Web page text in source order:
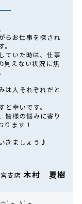
らお仕事を探され
ていた時は、仕事
見えない状況に焦
は人それぞれだと
幸いです。
皆様の悩みに寄り
ります！
きましょう♪
支店木村 夏樹